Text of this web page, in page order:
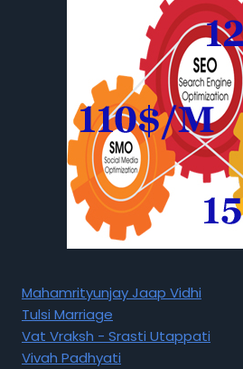
Mahamrityunjay Jaap Vidhi
Tulsi Marriage
Vat Vraksh - Srasti Utappati
Vivah Padhyati